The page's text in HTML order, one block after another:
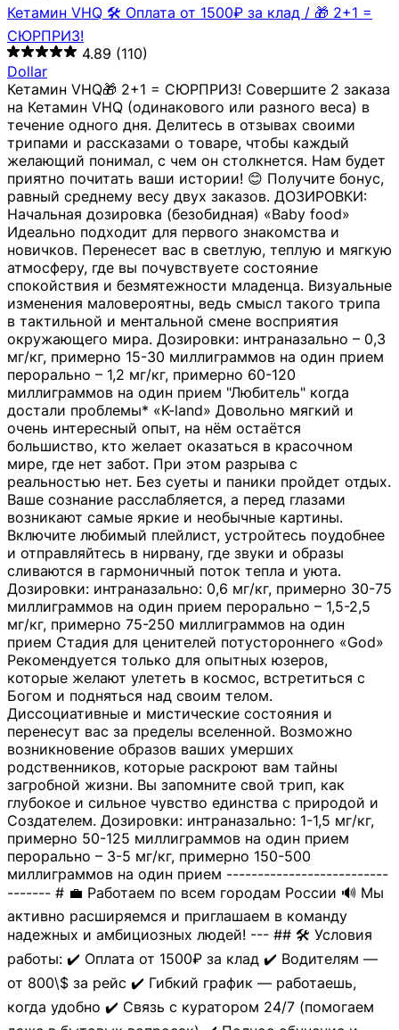
Кетамин VHQ 🛠 Оплата от 1500₽ за клад / 🎁 2+1 =
СЮРПРИЗ!
4.89 (110)
Dollar
Кетамин VHQ🎁 2+1 = СЮРПРИЗ! Совершите 2 заказа
на Кетамин VHQ (одинакового или разного веса) в
течение одного дня. Делитесь в отзывах своими
трипами и рассказами о товаре, чтобы каждый
желающий понимал, с чем он столкнется. Нам будет
приятно почитать ваши истории! 😊 Получите бонус,
равный среднему весу двух заказов. ДОЗИРОВКИ:
Начальная дозировка (безобидная) «Baby food»
Идеально подходит для первого знакомства и
новичков. Перенесет вас в светлую, теплую и мягкую
атмосферу, где вы почувствуете состояние
спокойствия и безмятежности младенца. Визуальные
изменения маловероятны, ведь смысл такого трипа
в тактильной и ментальной смене восприятия
окружающего мира. Дозировки: интраназально – 0,3
мг/кг, примерно 15-30 миллиграммов на один прием
перорально – 1,2 мг/кг, примерно 60-120
миллиграммов на один прием "Любитель" когда
достали проблемы* «K-land» Довольно мягкий и
очень интересный опыт, на нём остаётся
большиство, кто желает оказаться в красочном
мире, где нет забот. При этом разрыва с
реальностью нет. Без суеты и паники пройдет отдых.
Ваше сознание расслабляется, а перед глазами
возникают самые яркие и необычные картины.
Включите любимый плейлист, устройтесь поудобнее
и отправляйтесь в нирвану, где звуки и образы
сливаются в гармоничный поток тепла и уюта.
Дозировки: интраназально: 0,6 мг/кг, примерно 30-75
миллиграммов на один прием перорально – 1,5-2,5
мг/кг, примерно 75-250 миллиграммов на один
прием Стадия для ценителей потустороннего «God»
Рекомендуется только для опытных юзеров,
которые желают улететь в космос, встретиться с
Богом и подняться над своим телом.
Диссоциативные и мистические состояния и
перенесут вас за пределы вселенной. Возможно
возникновение образов ваших умерших
родственников, которые раскроют вам тайны
загробной жизни. Вы запомните свой трип, как
глубокое и сильное чувство единства с природой и
Создателем. Дозировки: интраназально: 1-1,5 мг/кг,
примерно 50-125 миллиграммов на один прием
перорально – 3-5 мг/кг, примерно 150-500
миллиграммов на один прием --------------------------
------- # 💼 Работаем по всем городам России 🔊 Мы
активно расширяемся и приглашаем в команду
надежных и амбициозных людей! --- ## 🛠 Условия
работы: ✔️ Оплата от 1500₽ за клад ✔️ Водителям —
от 800\$ за рейс ✔️ Гибкий график — работаешь,
когда удобно ✔️ Связь с куратором 24/7 (помогаем